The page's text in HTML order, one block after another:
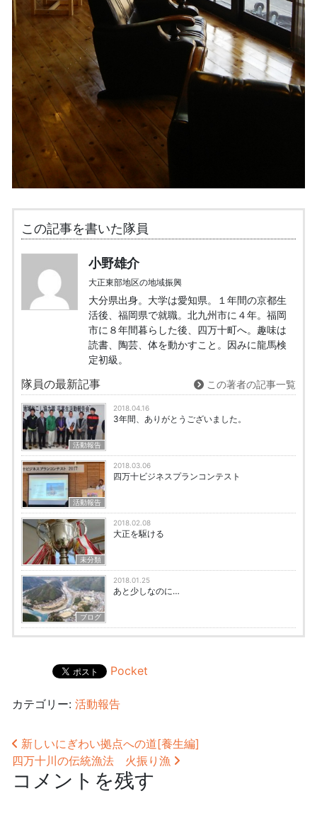
この記事を書いた隊員
小野雄介
大正東部地区の地域振興
大分県出身。大学は愛知県。１年間の京都生
活後、福岡県で就職。北九州市に４年。福岡
市に８年間暮らした後、四万十町へ。趣味は
読書、陶芸、体を動かすこと。因みに龍馬検
定初級。
隊員の最新記事 この著者の記事一覧
活動報告
2018.04.16
3年間、ありがとうございました。
活動報告
2018.03.06
四万十ビジネスプランコンテスト
未分類
2018.02.08
大正を駆ける
ブログ
2018.01.25
あと少しなのに…
Pocket
カテゴリー: 活動報告
投稿ナビゲーション
新しいにぎわい拠点への道[養生編]
四万十川の伝統漁法 火振り漁
コメントを残す